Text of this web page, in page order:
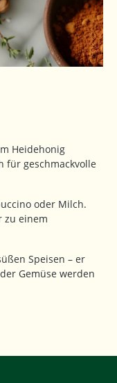
Heidehonig
für geschmackvolle
oder Milch.
zu einem
Speisen – er
Gemüse werden